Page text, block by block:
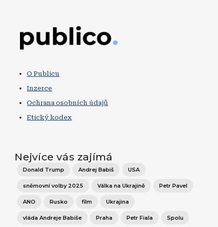
O Publicu
Inzerce
Ochrana osobních údajů
Etický kodex
Nejvíce vás zajímá
Donald Trump Andrej Babiš USA
sněmovní volby 2025 Válka na Ukrajině Petr Pavel
ANO Rusko film Ukrajina
vláda Andreje Babiše Praha Petr Fiala Spolu